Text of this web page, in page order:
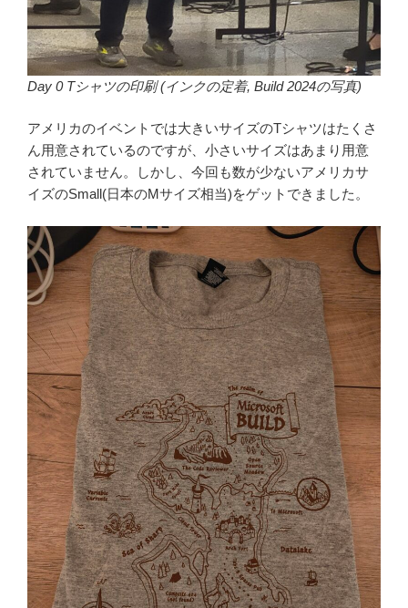
Day 0 Tシャツの印刷 (インクの定着, Build 2024の写真)
アメリカのイベントでは大きいサイズのTシャツはたくさ
ん用意されているのですが、小さいサイズはあまり用意
されていません。しかし、今回も数が少ないアメリカサ
イズのSmall(日本のMサイズ相当)をゲットできました。